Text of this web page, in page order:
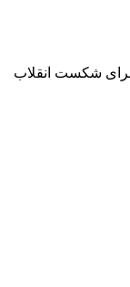
برای شکست انقلاب